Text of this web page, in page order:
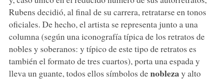
Rubens decidió, al final de su carrera, retratarse en tonos
oficiales. De hecho, el artista se representa junto a una
columna (según una iconografía típica de los retratos de
nobles y soberanos: y típico de este tipo de retratos es
también el formato de tres cuartos), porta una espada y
lleva un guante, todos ellos símbolos denoblezay alto